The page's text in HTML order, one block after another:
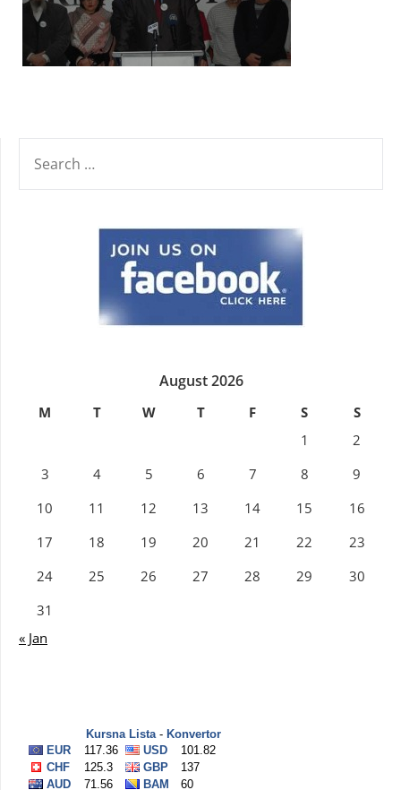
FOR:
August 2026
M T W T F S
S
1
2
3
4 5 6 7 8
9
10
11 12 13 14 15
16
17
18 19 20 21 22
23
24
25 26 27 28 29
30
31
« Jan